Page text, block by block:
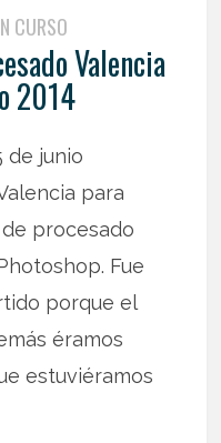
CURSO
Valencia
2014
de junio
para
procesado
Fue
porque el
éramos
estuviéramos